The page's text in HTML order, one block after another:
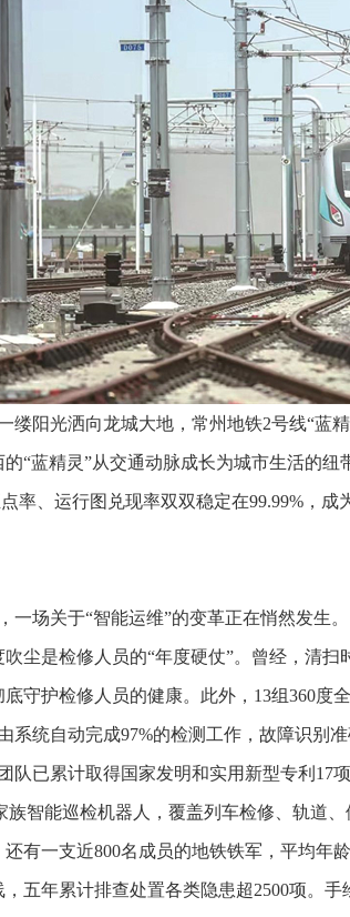
缕阳光洒向龙城大地，常州地铁2号线“蓝
“蓝精灵”从交通动脉成长为城市生活的
率、运行图兑现率双双稳定在99.99%，成
一场关于“智能运维”的变革正在悄然发生。
尘是检修人员的“年度硬仗”。曾经，清
守护检修人员的健康。此外，13组360度
系统自动完成97%的检测工作，故障识别准
队已累计取得国家发明和实用新型专利17
族智能巡检机器人，覆盖列车检修、轨道
有一支近800名成员的地铁铁军，平均年
五年累计排查处置各类隐患超2500项。